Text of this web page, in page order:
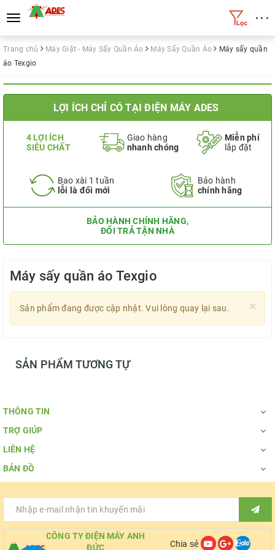
Toggle
navigation
• • •
Trang chủ Máy Giặt - Máy Sấy Quần Áo Máy Sấy Quần Áo
Máy sấy quần
áo Texgio
LỢI ÍCH CHỈ CÓ TẠI ĐIỆN MÁY ADES
4 LỢI ÍCH
SIÊU CHẤT
Giao hàng
nhanh chóng
Miễn phí
lắp đặt
Bao xài 1 tuần
lỗi là đổi mới
Bảo hành
chính hãng
BẢO HÀNH CHÍNH HÃNG,
ĐỔI TRẢ TẬN NHÀ
Máy sấy quần áo Texgio
×
Sản phẩm đang được cập nhật. Vui lòng quay lại sau.
SẢN PHẨM TƯƠNG TỰ
THÔNG TIN
TRỢ GIÚP
LIÊN HỆ
BẢN ĐỒ
CÔNG TY ĐIỆN MÁY ANH
ĐỨC
Chia sẻ